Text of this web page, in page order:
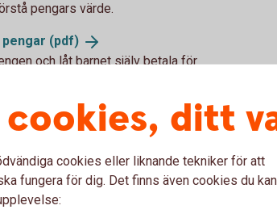
pengars värde.
pengar (pdf)
och låt barnet själv betala för
svårt med tidsuppfattning och
barnen. När barnen är runt 10–12 år
Med konkreta sparmål blir det
månadspengen är slut. På så sätt lär
cookies, ditt
cookies eller liknande tekniker för att
fungera för dig. Det finns även cookies du